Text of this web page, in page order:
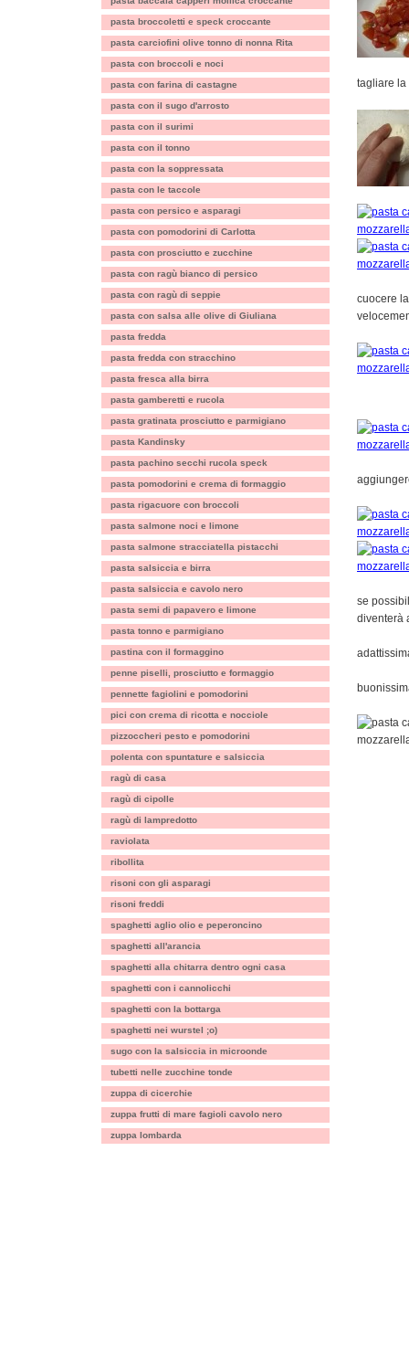
pasta broccoletti e speck croccante
pasta carciofini olive tonno di nonna Rita
pasta con broccoli e noci
pasta con farina di castagne
pasta con il sugo d'arrosto
pasta con il surimi
pasta con il tonno
pasta con la soppressata
pasta con le taccole
pasta con persico e asparagi
pasta con pomodorini di Carlotta
pasta con prosciutto e zucchine
pasta con ragù bianco di persico
pasta con ragù di seppie
pasta con salsa alle olive di Giuliana
pasta fredda
pasta fredda con stracchino
pasta fresca alla birra
pasta gamberetti e rucola
pasta gratinata prosciutto e parmigiano
pasta Kandinsky
pasta pachino secchi rucola speck
pasta pomodorini e crema di formaggio
pasta rigacuore con broccoli
pasta salmone noci e limone
pasta salmone stracciatella pistacchi
pasta salsiccia e birra
pasta salsiccia e cavolo nero
pasta semi di papavero e limone
pasta tonno e parmigiano
pastina con il formaggino
penne piselli, prosciutto e formaggio
pennette fagiolini e pomodorini
pici con crema di ricotta e nocciole
pizzoccheri pesto e pomodorini
polenta con spuntature e salsiccia
ragù di casa
ragù di cipolle
ragù di lampredotto
raviolata
ribollita
risoni con gli asparagi
risoni freddi
spaghetti aglio olio e peperoncino
spaghetti all'arancia
spaghetti alla chitarra dentro ogni casa
spaghetti con i cannolicchi
spaghetti con la bottarga
spaghetti nei wurstel ;o)
sugo con la salsiccia in microonde
tubetti nelle zucchine tonde
zuppa di cicerchie
zuppa frutti di mare fagioli cavolo nero
zuppa lombarda
tagliare la
cuocere
se
diventerà